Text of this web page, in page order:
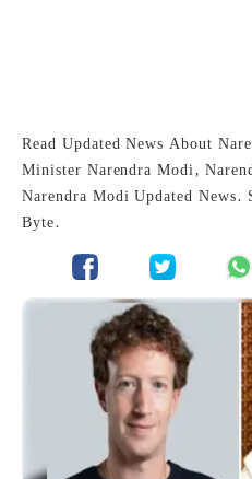
Read Updated News About
Minister Narendra Modi,
Narendra Modi Updated News.
Byte.